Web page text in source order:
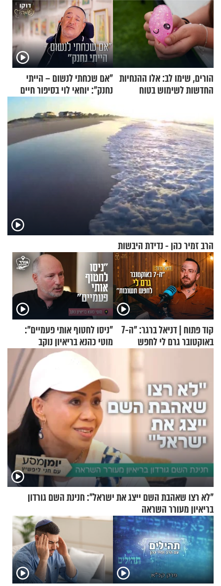
הורים, שימו לב: אלו ההנחיות
החדשות לשימוש בטוח
"אם שכחתי לנשום – הייתי
נחנק": יוחאי לוי בסיפור חיים
הרב זמיר כהן - נדידת היבשות
קוד פתוח | דניאל ברגר: "ה-7
באוקטובר גרם לי לחפש
"ניסו לחטוף אותי פעמיים":
מוטי כהנא בריאיון נוקב
"לא רצו שאהבת השם ייצג את ישראל": חנינת השם גורדון
בריאיון מעורר השראה